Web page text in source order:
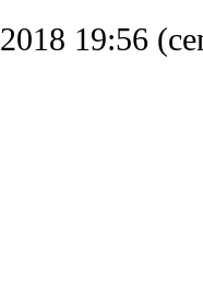
19:56